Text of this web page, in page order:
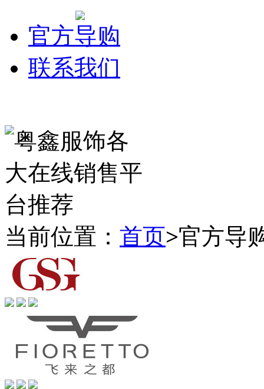
官方导购
联系我们
当前位置： 首页>官方导